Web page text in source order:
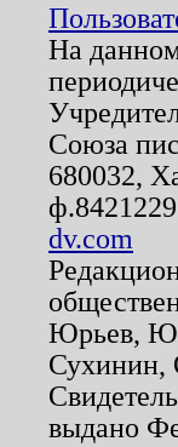
На
Союза
680032,
dv.com
Юрьев,
Сухинин,
выдано